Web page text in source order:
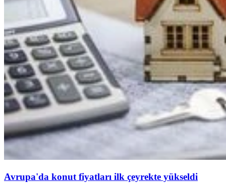
Avrupa'da konut fiyatları ilk çeyrekte yükseldi